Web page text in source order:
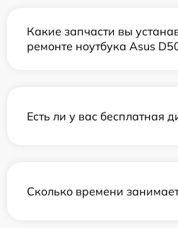
Какие запчасти вы
ремонте ноутбука Asus
Есть ли у вас бесплатная
Сколько времени